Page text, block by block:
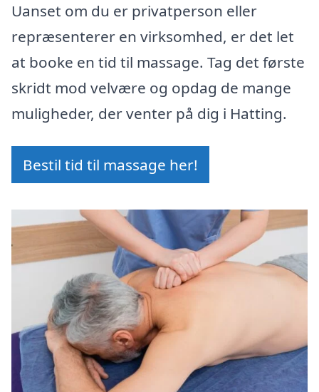
Uanset om du er privatperson eller
repræsenterer en virksomhed, er det let
at booke en tid til massage. Tag det første
skridt mod velvære og opdag de mange
muligheder, der venter på dig i Hatting.
Bestil tid til massage her!